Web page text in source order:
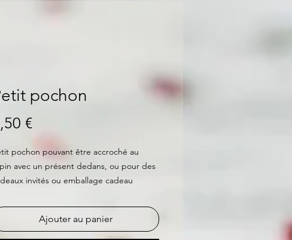
pochon
€Prix
pochon pouvant être accroché au
avec un présent dedans, ou pour des
invités ou emballage cadeau
Ajouter au panier